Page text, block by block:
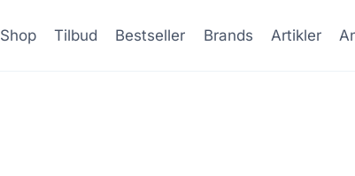
Shop Tilbud Bestseller Brands Artikler